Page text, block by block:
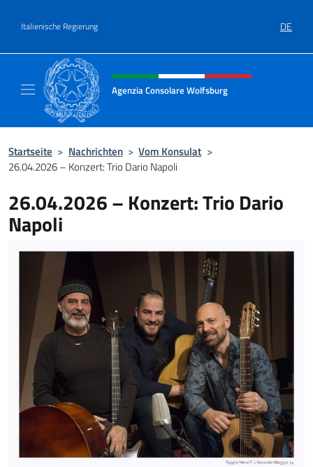
Italienische Regierung DE
Header-Site, Social und Menü
Agenzia Consolare Wolfsburg
Startseite > Nachrichten > Vom Konsulat >
26.04.2026 – Konzert: Trio Dario Napoli
26.04.2026 – Konzert: Trio Dario
Napoli